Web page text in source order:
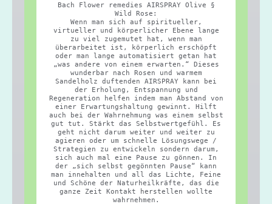
Bach Flower remedies AIRSPRAY Olive §
Wild Rose:
Wenn man sich auf spiritueller,
virtueller und körperlicher Ebene lange
zu viel zugemutet hat, wenn man
überarbeitet ist, körperlich erschöpft
oder man lange automatisiert getan hat
„was andere von einem erwarten.“ Dieses
wunderbar nach Rosen und warmem
Sandelholz duftenden AIRSPRAY kann bei
der Erholung, Entspannung und
Regeneration helfen indem man Abstand von
einer Erwartungshaltung gewinnt. Hilft
auch bei der Wahrnehmung was einem selbst
gut tut. Stärkt das Selbstwertgefühl. Es
geht nicht darum weiter und weiter zu
agieren oder um schnelle Lösungswege /
Strategien zu entwickeln sondern darum,
sich auch mal eine Pause zu gönnen. In
der „sich selbst gegönnten Pause“ kann
man innehalten und all das Lichte, Feine
und Schöne der Naturheilkräfte, das die
ganze Zeit Kontakt herstellen wollte
wahrnehmen.